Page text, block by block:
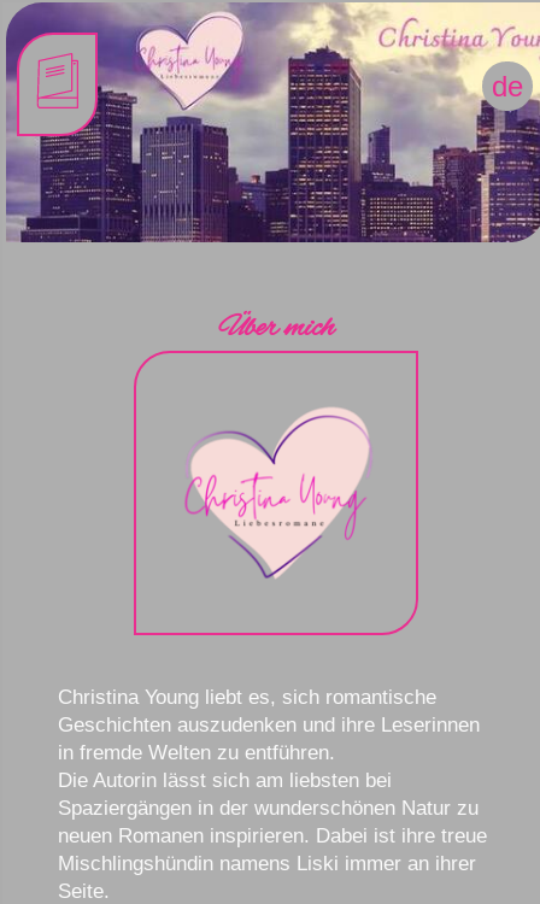
Über mich
Christina Young liebt es, sich romantische
Geschichten auszudenken und ihre Leserinnen
in fremde Welten zu entführen.
Die Autorin lässt sich am liebsten bei
Spaziergängen in der wunderschönen Natur zu
neuen Romanen inspirieren. Dabei ist ihre treue
Mischlingshündin namens Liski immer an ihrer
Seite.
de